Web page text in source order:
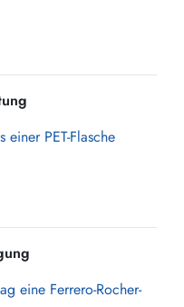
einer PET-Flasche
eine Ferrero-Rocher-